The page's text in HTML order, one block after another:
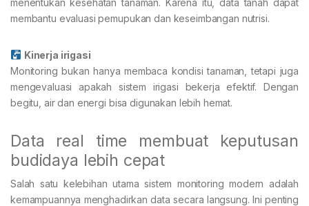
menentukan kesehatan tanaman. Karena itu, data tanah dapat
membantu evaluasi pemupukan dan keseimbangan nutrisi.
Kinerja irigasi
Monitoring bukan hanya membaca kondisi tanaman, tetapi juga
mengevaluasi apakah sistem irigasi bekerja efektif. Dengan
begitu, air dan energi bisa digunakan lebih hemat.
Data real time membuat keputusan
budidaya lebih cepat
Salah satu kelebihan utama sistem monitoring modern adalah
kemampuannya menghadirkan data secara langsung. Ini penting